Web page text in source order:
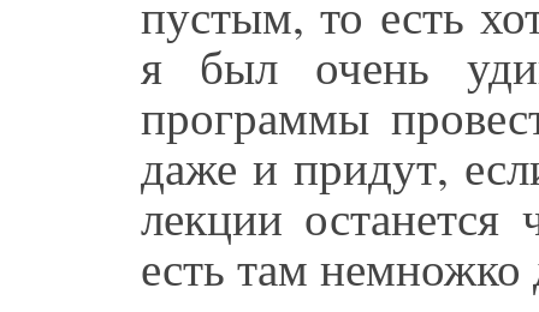
пустым, то есть
я был очень
программы
даже и придут,
лекции
есть там немножко